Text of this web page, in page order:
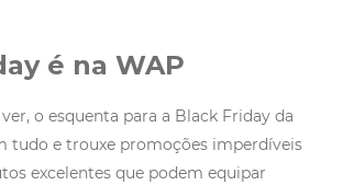
é na WAP
o esquenta para a Black Friday da
tudo e trouxe promoções imperdíveis
excelentes que podem equipar